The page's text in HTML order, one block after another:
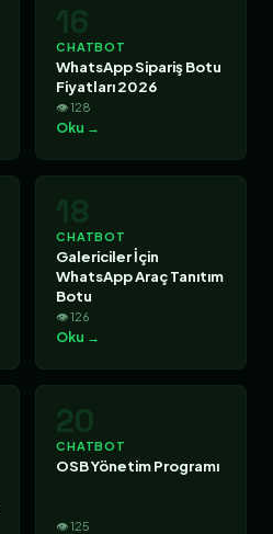
16
CHATBOT
WhatsApp Sipariş Botu
Fiyatları 2026
👁 128
Oku →
18
CHATBOT
Galericiler İçin
WhatsApp Araç Tanıtım
Botu
👁 126
Oku →
20
CHATBOT
OSB Yönetim Programı
👁 125